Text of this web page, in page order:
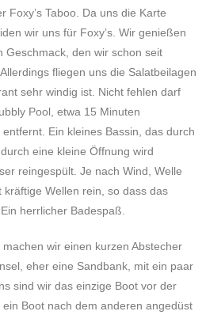
Foxy’s Taboo. Da uns die Karte
wir uns für Foxy’s. Wir genießen
Geschmack, den wir schon seit
fliegen uns die Salatbeilagen
sehr windig ist. Nicht fehlen darf
Pool, etwa 15 Minuten
Ein kleines Bassin, das durch
eine kleine Öffnung wird
reingespült. Je nach Wind, Welle
Wellen rein, so dass das
herrlicher Badespaß.
wir einen kurzen Abstecher
eher eine Sandbank, mit ein paar
sind wir das einzige Boot vor der
Boot nach dem anderen angedüst